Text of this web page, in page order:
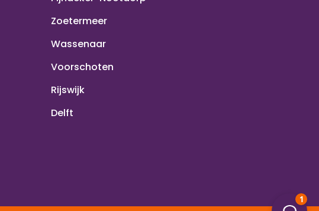
Zoetermeer
Wassenaar
Voorschoten
Rijswijk
Delft